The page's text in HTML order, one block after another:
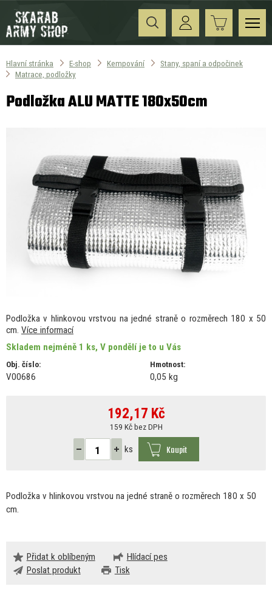
Hlavní stránka E-shop Kempování
Stany, spaní a odpočinek
Matrace, podložky
Podložka ALU MATTE 180x50cm
Podložka v hlinkovou vrstvou na jedné straně o rozměrech 180 x 50
cm. Více informací
Skladem nejméně 1 ks, V pondělí je to u Vás
Obj. číslo:
V00686
Hmotnost:
0,05 kg
192,17 Kč
159 Kč bez DPH
ks Koupit
Podložka v hlinkovou vrstvou na jedné straně o rozměrech 180 x 50
cm.
Přidat k oblíbeným
Hlídací pes
Poslat produkt
Tisk